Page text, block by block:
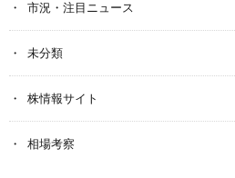
市況・注目ニュース
未分類
株情報サイト
相場考察